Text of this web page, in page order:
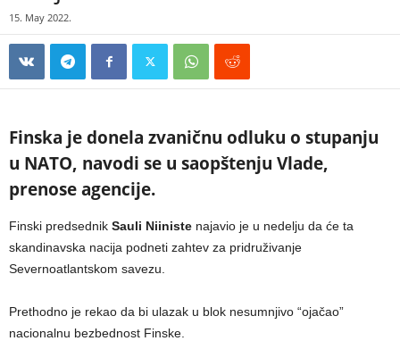
15. May 2022.
Finska je donela zvaničnu odluku o stupanju
u NATO, navodi se u saopštenju Vlade,
prenose agencije.
Finski predsednik Sauli Niiniste najavio je u nedelju da će ta
skandinavska nacija podneti zahtev za pridruživanje
Severnoatlantskom savezu.
Prethodno je rekao da bi ulazak u blok nesumnjivo “ojačao”
nacionalnu bezbednost Finske.